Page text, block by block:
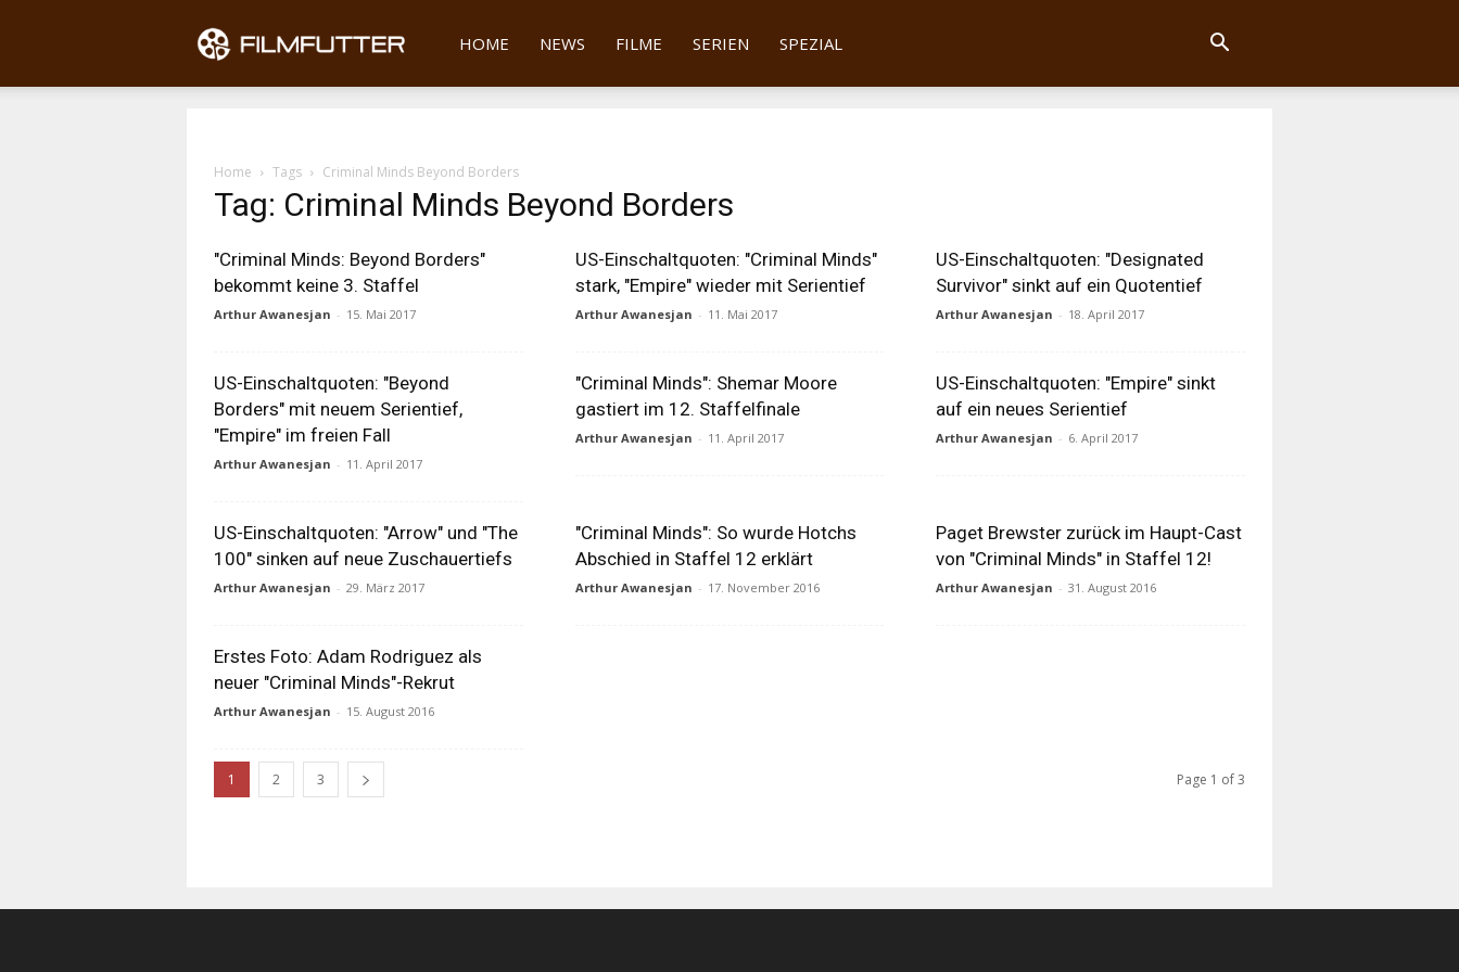
Filmfutter
HOME NEWS FILME SERIEN SPEZIAL
Home Tags Criminal Minds Beyond Borders
Tag: Criminal Minds Beyond Borders
"Criminal Minds: Beyond Borders"
bekommt keine 3. Staffel
Arthur Awanesjan - 15. Mai 2017
US-Einschaltquoten: "Criminal Minds"
stark, "Empire" wieder mit Serientief
Arthur Awanesjan - 11. Mai 2017
US-Einschaltquoten: "Designated
Survivor" sinkt auf ein Quotentief
Arthur Awanesjan - 18. April 2017
US-Einschaltquoten: "Beyond
Borders" mit neuem Serientief,
"Empire" im freien Fall
Arthur Awanesjan - 11. April 2017
"Criminal Minds": Shemar Moore
gastiert im 12. Staffelfinale
Arthur Awanesjan - 11. April 2017
US-Einschaltquoten: "Empire" sinkt
auf ein neues Serientief
Arthur Awanesjan - 6. April 2017
US-Einschaltquoten: "Arrow" und "The
100" sinken auf neue Zuschauertiefs
Arthur Awanesjan - 29. März 2017
"Criminal Minds": So wurde Hotchs
Abschied in Staffel 12 erklärt
Arthur Awanesjan - 17. November 2016
Paget Brewster zurück im Haupt-Cast
von "Criminal Minds" in Staffel 12!
Arthur Awanesjan - 31. August 2016
Erstes Foto: Adam Rodriguez als
neuer "Criminal Minds"-Rekrut
Arthur Awanesjan - 15. August 2016
1 2 3 Page 1 of 3